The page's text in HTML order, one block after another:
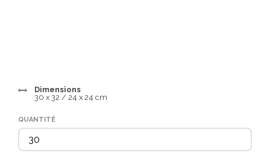
Dimensions
30 x 32 / 24 x 24 cm
QUANTITÉ